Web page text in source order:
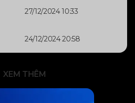
27/12/2024 10:33
24/12/2024 20:58
XEM THÊM